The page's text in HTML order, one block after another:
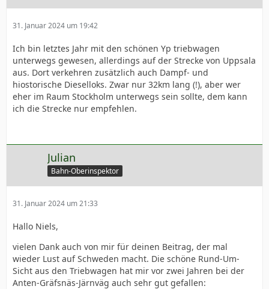
31. Januar 2024 um 19:42
Ich bin letztes Jahr mit den schönen Yp triebwagen
unterwegs gewesen, allerdings auf der Strecke von Uppsala
aus. Dort verkehren zusätzlich auch Dampf- und
hiostorische Dieselloks. Zwar nur 32km lang (!), aber wer
eher im Raum Stockholm unterwegs sein sollte, dem kann
ich die Strecke nur empfehlen.
Julian
Bahn-Oberinspektor
31. Januar 2024 um 21:33
Hallo Niels,
vielen Dank auch von mir für deinen Beitrag, der mal
wieder Lust auf Schweden macht. Die schöne Rund-Um-
Sicht aus den Triebwagen hat mir vor zwei Jahren bei der
Anten-Gräfsnäs-Järnväg auch sehr gut gefallen: